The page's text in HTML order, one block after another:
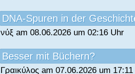
DNA-Spuren in der
νύξ am 08.06.2026 um 02:16 Uhr
Besser mit Büchern?
Γραικύλος am 07.06.2026 um